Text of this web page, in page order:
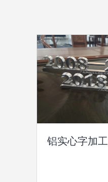
铝实心字加工